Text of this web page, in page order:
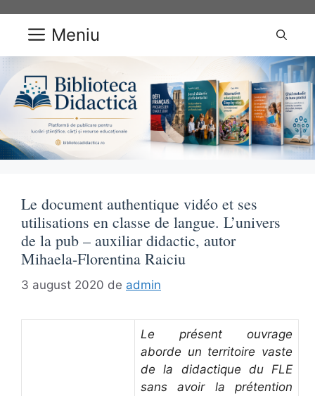
conținut Meniu
Le document authentique vidéo et ses
utilisations en classe de langue. L’univers
de la pub – auxiliar didactic, autor
Mihaela-Florentina Raiciu
3 august 2020 de admin
Le présent ouvrage
aborde un territoire vaste
de la didactique du FLE
sans avoir la prétention